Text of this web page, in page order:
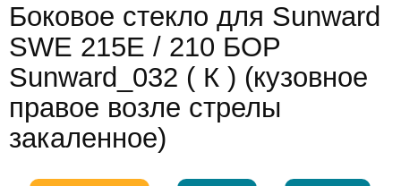
Боковое стекло для Sunward
SWE 215E / 210 БОР
Sunward_032 ( К ) (кузовное
правое возле стрелы
закаленное)